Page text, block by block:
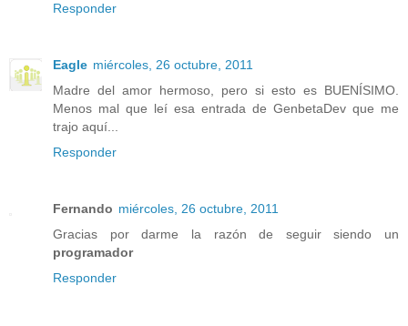
Responder
Eagle miércoles, 26 octubre, 2011
Madre del amor hermoso, pero si esto es BUENÍSIMO.
Menos mal que leí esa entrada de GenbetaDev que me
trajo aquí...
Responder
Fernando miércoles, 26 octubre, 2011
Gracias por darme la razón de seguir siendo un
programador
Responder